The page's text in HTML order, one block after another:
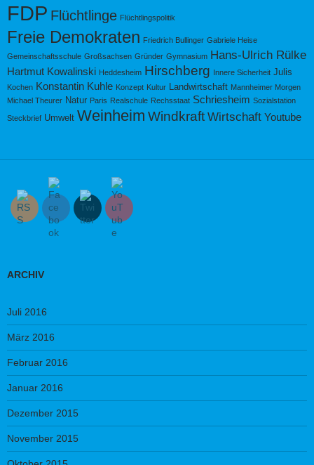
FDP Flüchtlinge Flüchtlingspolitik
Freie Demokraten Friedrich Bullinger Gabriele Heise
Gemeinschaftsschule Großsachsen Gründer Gymnasium Hans-Ulrich Rülke
Hartmut Kowalinski Heddesheim Hirschberg Innere Sicherheit Julis
Kochen Konstantin Kuhle Konzept Kultur Landwirtschaft Mannheimer Morgen
Michael Theurer Natur Paris Realschule Rechsstaat Schriesheim Sozialstation
Steckbrief Umwelt Weinheim Windkraft Wirtschaft Youtube
ARCHIV
Juli 2016
März 2016
Februar 2016
Januar 2016
Dezember 2015
November 2015